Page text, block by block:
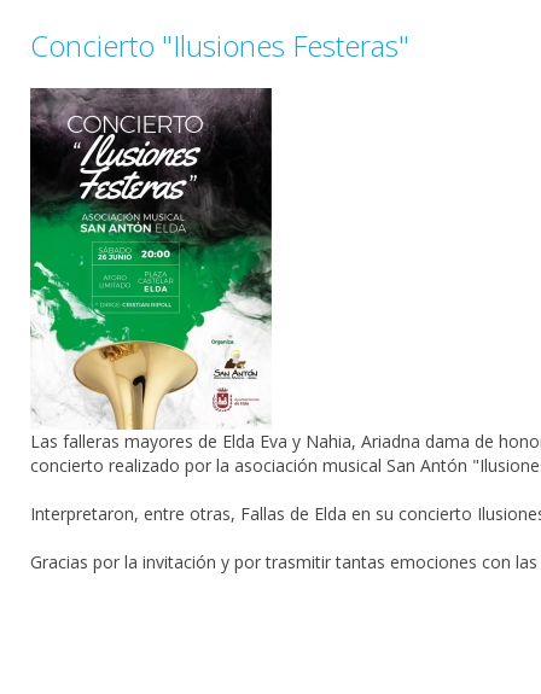
Concierto "Ilusiones Festeras"
Las falleras mayores de Elda Eva y Nahia, Ariadna dama de
concierto realizado por la asociación musical San Antón
Interpretaron, entre otras, Fallas de Elda en su concierto
Gracias por la invitación y por trasmitir tantas emociones con